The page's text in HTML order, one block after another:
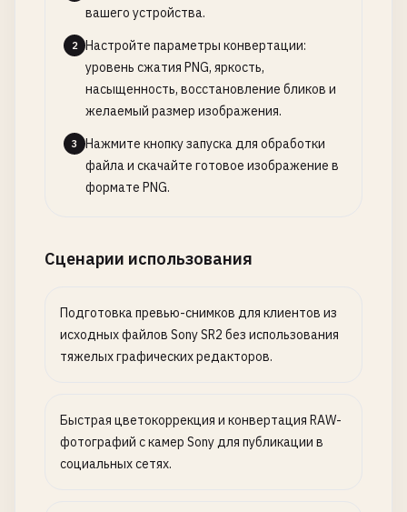
вашего устройства.
2
Настройте параметры конвертации:
уровень сжатия PNG, яркость,
насыщенность, восстановление бликов и
желаемый размер изображения.
3
Нажмите кнопку запуска для обработки
файла и скачайте готовое изображение в
формате PNG.
Сценарии использования
Подготовка превью-снимков для клиентов из
исходных файлов Sony SR2 без использования
тяжелых графических редакторов.
Быстрая цветокоррекция и конвертация RAW-
фотографий с камер Sony для публикации в
социальных сетях.